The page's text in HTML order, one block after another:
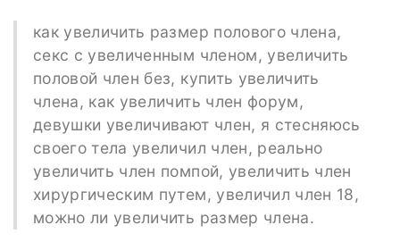
как увеличить размер полового члена,
секс с увеличенным членом, увеличить
половой член без, купить увеличить
члена, как увеличить член форум,
девушки увеличивают член, я стесняюсь
своего тела увеличил член, реально
увеличить член помпой, увеличить член
хирургическим путем, увеличил член 18,
можно ли увеличить размер члена.